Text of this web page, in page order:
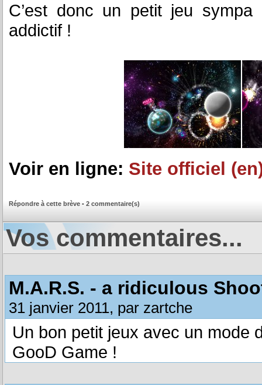
C’est donc un petit jeu
addictif !
Voir en ligne: Site officiel
Répondre à cette brève - 2 commentaire(s)
Vos commentaires...
M.A.R.S. - a ridiculous
31 janvier 2011, par zartche
Un bon petit jeux avec un mode
GooD Game !